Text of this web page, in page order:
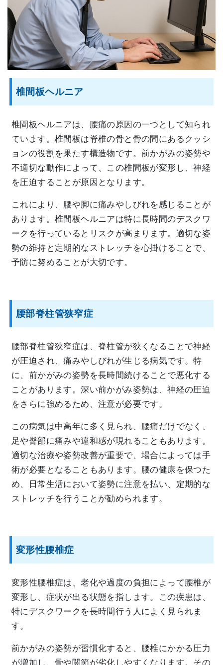
椎間板ヘルニア
椎間板ヘルニアは、腰痛の原因の一つとして知られ
ています。椎間板は脊椎の骨と骨の間にあるクッシ
ョンの役割を果たす構造物です。前かがみの姿勢や
不適切な動作によって、この椎間板が変形し、神経
を圧迫することが原因となります。
これにより、腰や脚に痛みやしびれを感じることが
あります。椎間板ヘルニアは特に長時間のデスクワ
ークを行っているとリスクが高まります。適切な姿
勢の維持と定期的なストレッチを心掛けることで、
予防に努めることが大切です。
腰部脊柱管狭窄症
腰部脊柱管狭窄症は、脊柱管が狭くなることで神経
が圧迫され、痛みやしびれが生じる病気です。特
に、前かがみの姿勢を長時間続けることで悪化する
ことがあります。深い前かがみ姿勢は、神経の圧迫
をさらに強めるため、注意が必要です。
この病気は中高年に多く見られ、腰痛だけでなく、
足や臀部に痛みや違和感が現れることもあります。
適切な治療や姿勢改善が重要で、場合によっては手
術が必要となることもあります。腰の健康を保つた
め、日常生活において姿勢に注意を払い、定期的な
ストレッチを行うことが勧められます。
変形性腰椎症
変形性腰椎症は、老化や過度の負担によって腰椎が
変形し、症状が出る状態を指します。この疾患は、
特にデスクワークを長時間行う人によく見られま
す。
前かがみの姿勢が習慣化すると、腰椎にかかる圧力
が増加し、骨や関節が劣化しやすくなります。その